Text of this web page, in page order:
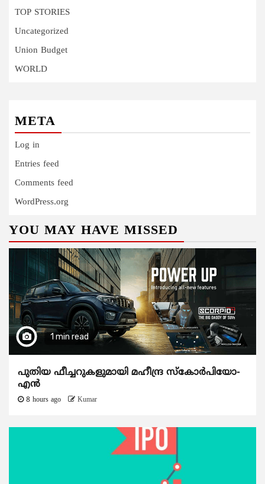
TOP STORIES
Uncategorized
Union Budget
WORLD
META
Log in
Entries feed
Comments feed
WordPress.org
YOU MAY HAVE MISSED
1 min read
പുതിയ ഫീച്ചറുകളുമായി മഹീന്ദ്ര സ്കോർപിയോ-
എൻ
8 hours ago Kumar